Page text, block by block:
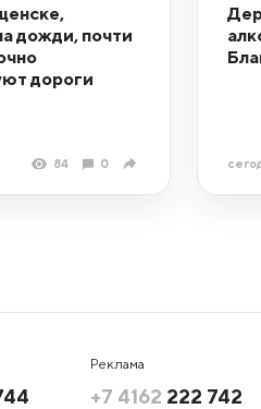
дожди, почти
дороги
84 0
Реклама
+7 4162 222 742